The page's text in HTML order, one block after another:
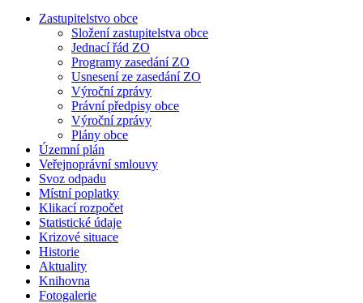
Zastupitelstvo obce
Složení zastupitelstva obce
Jednací řád ZO
Programy zasedání ZO
Usnesení ze zasedání ZO
Výroční zprávy
Právní předpisy obce
Výroční zprávy
Plány obce
Územní plán
Veřejnoprávní smlouvy
Svoz odpadu
Místní poplatky
Klikací rozpočet
Statistické údaje
Krizové situace
Historie
Aktuality
Knihovna
Fotogalerie